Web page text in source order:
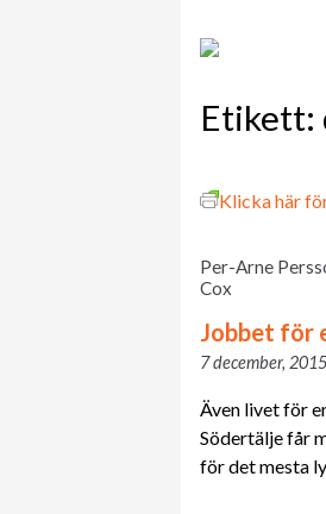
Etikett:
Klicka här
Per-Arne
Cox
Jobbet för
7 december, 2015
Även livet för
Södertälje får
för det mesta